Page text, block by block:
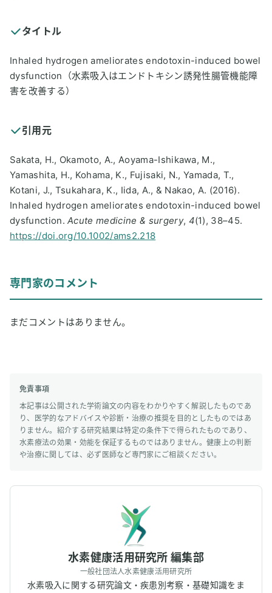
タイトル
Inhaled hydrogen ameliorates endotoxin-induced bowel
dysfunction（水素吸入はエンドトキシン誘発性腸管機能障
害を改善する）
引用元
Sakata, H., Okamoto, A., Aoyama-Ishikawa, M.,
Yamashita, H., Kohama, K., Fujisaki, N., Yamada, T.,
Kotani, J., Tsukahara, K., Iida, A., & Nakao, A. (2016).
Inhaled hydrogen ameliorates endotoxin-induced bowel
dysfunction.Acute medicine & surgery, 4(1), 38–45.
https://doi.org/10.1002/ams2.218
専門家のコメント
まだコメントはありません。
免責事項
本記事は公開された学術論文の内容をわかりやすく解説したものであ
り、医学的なアドバイスや診断・治療の推奨を目的としたものではあ
りません。紹介する研究結果は特定の条件下で得られたものであり、
水素療法の効果・効能を保証するものではありません。健康上の判断
や治療に関しては、必ず医師など専門家にご相談ください。
水素健康活用研究所 編集部
一般社団法人水素健康活用研究所
水素吸入に関する研究論文・疾患別考察・基礎知識をま